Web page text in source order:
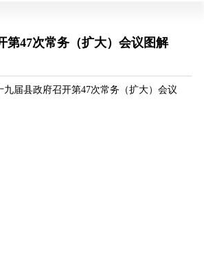
第47次常务（扩大）会议图解
届县政府召开第47次常务（扩大）会议